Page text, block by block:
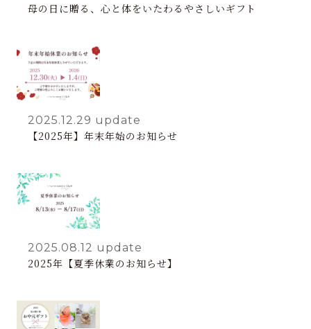
母の日に贈る、心と体をいたわるやさしいギフト
2025.12.29 update
【2025年】年末年始のお知らせ
2025.08.12 update
2025年【夏季休業のお知らせ】